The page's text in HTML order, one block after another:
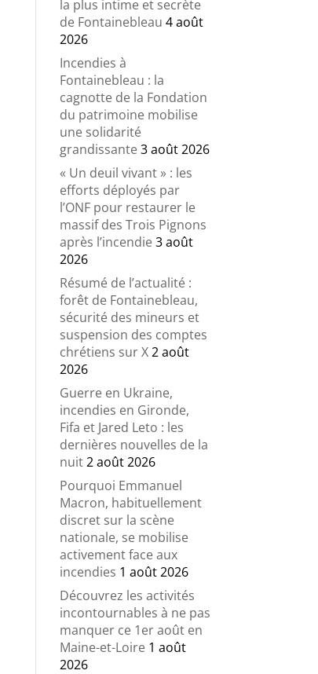
la plus intime et secrète
de Fontainebleau 4 août
2026
Incendies à
Fontainebleau : la
cagnotte de la Fondation
du patrimoine mobilise
une solidarité
grandissante3 août 2026
« Un deuil vivant » : les
efforts déployés par
l’ONF pour restaurer le
massif des Trois Pignons
après l’incendie3 août
2026
Résumé de l’actualité :
forêt de Fontainebleau,
sécurité des mineurs et
suspension des comptes
chrétiens sur X2 août
2026
Guerre en Ukraine,
incendies en Gironde,
Fifa et Jared Leto : les
dernières nouvelles de la
nuit2 août 2026
Pourquoi Emmanuel
Macron, habituellement
discret sur la scène
nationale, se mobilise
activement face aux
incendies 1 août 2026
Découvrez les activités
incontournables à ne pas
manquer ce 1er août en
Maine-et-Loire 1 août
2026